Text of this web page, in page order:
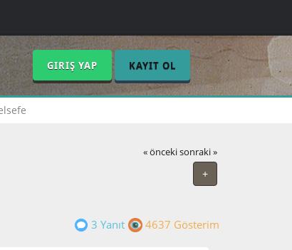
GIRIŞ YAP KAYIT OL
« önceki sonraki »
+
3 Yanıt 4637 Gösterim